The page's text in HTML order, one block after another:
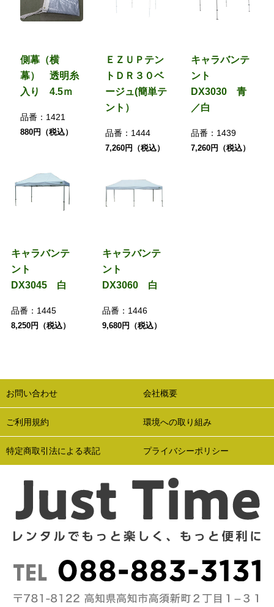
側幕（横
幕） 透明糸
入り 4.5ｍ
品番： 1421
880円（税込）
ＥＺＵＰテン
トＤＲ３０ベ
ージュ(簡単テ
ント）
品番： 1444
7,260円（税込）
キャラバンテ
ント
DX3030 青
／白
品番： 1439
7,260円（税込）
キャラバンテ
ント
DX3045 白
品番： 1445
8,250円（税込）
キャラバンテ
ント
DX3060 白
品番： 1446
9,680円（税込）
お問い合わせ 会社概要
ご利用規約 環境への取り組み
特定商取引法による表記 プライバシーポリシー